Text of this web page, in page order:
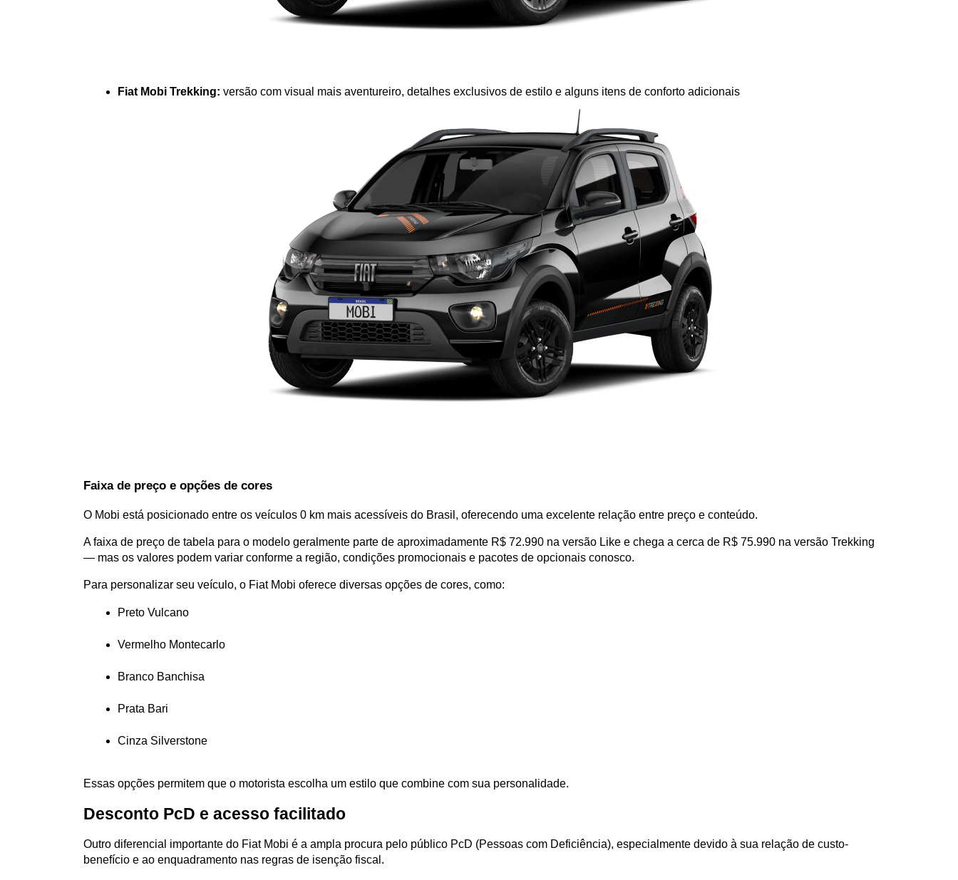
Fiat Mobi Trekking: versão com visual mais aventureiro, detalhes exclusivos de estilo e alguns itens de conforto adicionais
Faixa de preço e opções de cores
O Mobi está posicionado entre os veículos 0 km mais acessíveis do Brasil, oferecendo uma excelente relação entre preço e conteúdo.
A faixa de preço de tabela para o modelo geralmente parte de aproximadamente R$ 72.990 na versão Like e chega a cerca de R$ 75.990 na versão Trekking
— mas os valores podem variar conforme a região, condições promocionais e pacotes de opcionais conosco.
Para personalizar seu veículo, o Fiat Mobi oferece diversas opções de cores, como:
Preto Vulcano
Vermelho Montecarlo
Branco Banchisa
Prata Bari
Cinza Silverstone
Essas opções permitem que o motorista escolha um estilo que combine com sua personalidade.
Desconto PcD e acesso facilitado
Outro diferencial importante do Fiat Mobi é a ampla procura pelo público PcD (Pessoas com Deficiência), especialmente devido à sua relação de custo-
benefício e ao enquadramento nas regras de isenção fiscal.